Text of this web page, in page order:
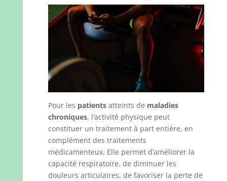
Pour les patientsatteints de maladies
chroniques, l’activité physique peut
constituer un traitement à part entière, en
complément des traitements
médicamenteux. Elle permet d’améliorer la
capacité respiratoire, de diminuer les
douleurs articulaires, de favoriser la perte de